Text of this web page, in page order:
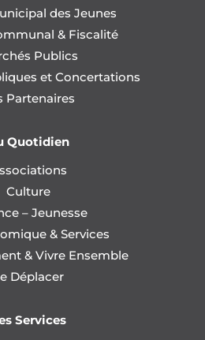
des Jeunes
& Fiscalité
Publics
et Concertations
Partenaires
Quotidien
Culture
– Jeunesse
& Services
& Vivre Ensemble
Déplacer
Services